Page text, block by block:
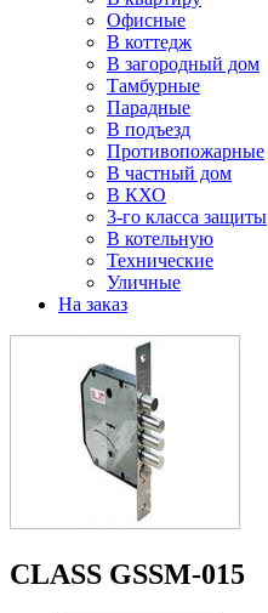
Офисные
В коттедж
В загородный дом
Тамбурные
Парадные
В подъезд
Противопожарные
В частный дом
В КХО
3-го класса защиты
В котельную
Технические
Уличные
На заказ
CLASS GSSM-015